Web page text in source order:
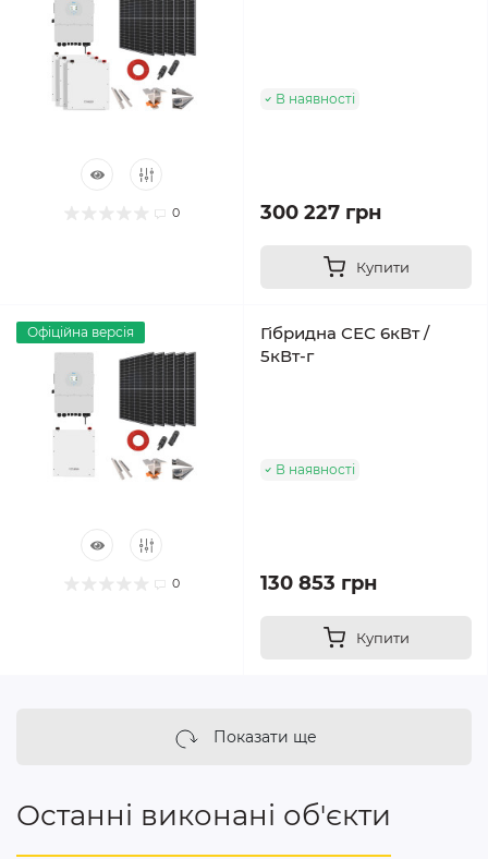
0
В наявності
300 227 грн
Купити
Офіційна версія
0
Гібридна СЕС 6кВт /
5кВт-г
В наявності
130 853 грн
Купити
Показати ще
Останні виконані об'єкти